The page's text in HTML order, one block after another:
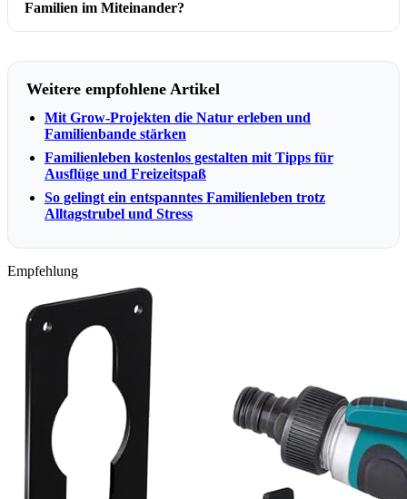
Familien im Miteinander?
Weitere empfohlene Artikel
Mit Grow-Projekten die Natur erleben und
Familienbande stärken
Familienleben kostenlos gestalten mit Tipps für
Ausflüge und Freizeitspaß
So gelingt ein entspanntes Familienleben trotz
Alltagstrubel und Stress
Empfehlung